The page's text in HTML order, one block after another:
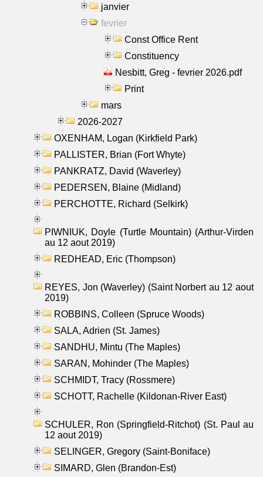
janvier
fevrier
Const Office Rent
Constituency
Nesbitt, Greg - fevrier 2026.pdf
Print
mars
2026-2027
OXENHAM, Logan (Kirkfield Park)
PALLISTER, Brian (Fort Whyte)
PANKRATZ, David (Waverley)
PEDERSEN, Blaine (Midland)
PERCHOTTE, Richard (Selkirk)
PIWNIUK, Doyle (Turtle Mountain) (Arthur-Virden
au 12 aout 2019)
REDHEAD, Eric (Thompson)
REYES, Jon (Waverley) (Saint Norbert au 12 aout
2019)
ROBBINS, Colleen (Spruce Woods)
SALA, Adrien (St. James)
SANDHU, Mintu (The Maples)
SARAN, Mohinder (The Maples)
SCHMIDT, Tracy (Rossmere)
SCHOTT, Rachelle (Kildonan-River East)
SCHULER, Ron (Springfield-Ritchot) (St. Paul au
12 aout 2019)
SELINGER, Gregory (Saint-Boniface)
SIMARD, Glen (Brandon-Est)